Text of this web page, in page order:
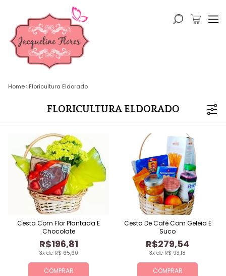
Home Floricultura Eldorado
FLORICULTURA ELDORADO
COMPRAR
3x de R$ 65,60
R$196,81
Cesta Com Flor Plantada E
Chocolate
COMPRAR
3x de R$ 93,18
R$279,54
Cesta De Café Com Geleia E
Suco